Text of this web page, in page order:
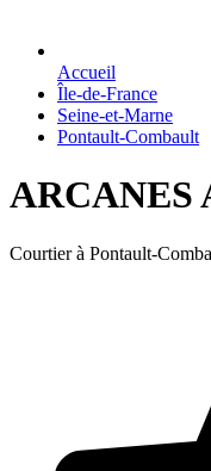
Accueil
Île-de-France
Seine-et-Marne
Pontault-Combault
ARCANES
Courtier à Pontault-